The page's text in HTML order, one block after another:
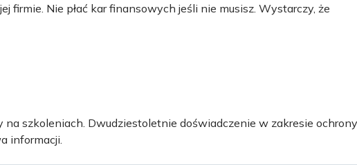
firmie. Nie płać kar finansowych jeśli nie musisz. Wystarczy, że
na szkoleniach. Dwudziestoletnie doświadczenie w zakresie ochrony
informacji.